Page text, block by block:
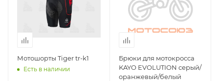
Мотошорты Tiger tr-k1
Есть в наличии
Брюки для мотокросса
KAYO EVOLUTION серый/
оранжевый/белый